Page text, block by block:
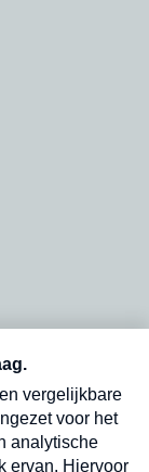
in
Verzend